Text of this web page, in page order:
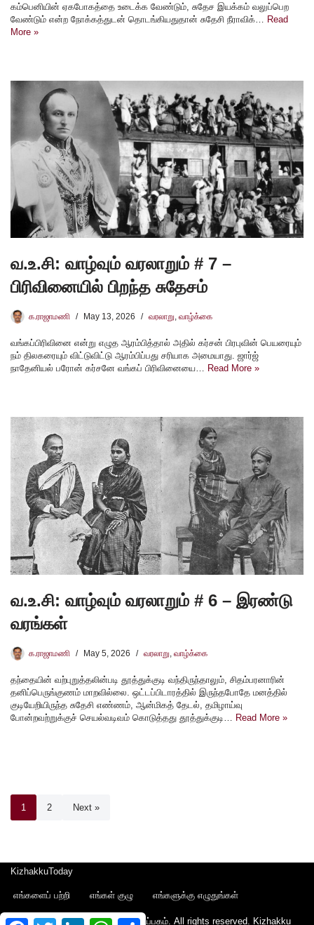
கம்பெனியின் ஏகபோகத்தை உடைக்க வேண்டும், சுதேச இயக்கம் வலுப்பெற
வேண்டும் என்ற நோக்கத்துடன் தொடங்கியதுதான் சுதேசி நீராவிக்…
Read
More »
வ.உ.சி: வாழ்வும் வரலாறும் # 7 –
பிரிவினையில் பிறந்த சுதேசம்
க.ராஜாமணி May 13, 2026 வரலாறு வாழ்க்கை
வங்கப்பிரிவினை என்று எழுத ஆரம்பித்தால் அதில் கர்சன் பிரபுவின் பெயரையும்
நம் திலகரையும் விட்டுவிட்டு ஆரம்பிப்பது சரியாக அமையாது. ஜார்ஜ்
நாதேனியல் பரோன் கர்சனே வங்கப் பிரிவினையை… Read More »
வ.உ.சி: வாழ்வும் வரலாறும் # 6 – இரண்டு
வரங்கள்
க.ராஜாமணி May 5, 2026 வரலாறு வாழ்க்கை
தந்தையின் வற்புறுத்தலின்படி தூத்துக்குடி வந்திருந்தாலும், சிதம்பரனாரின்
தனிப்பெருங்குணம் மாறவில்லை. ஒட்டப்பிடாரத்தில் இருந்தபோதே மனத்தில்
குடியேறியிருந்த சுதேசி எண்ணம், ஆன்மிகத் தேடல், தமிழாய்வு
போன்றவற்றுக்குச் செயல்வடிவம் கொடுத்தது தூத்துக்குடி…
Read More »
1 2 Next »
KizhakkuToday
எங்களைப் பற்றி எங்கள் குழு எங்களுக்கு எழுதுங்கள்
Copyright © 2022 - கிழக்கு பதிப்பகம். All rights reserved. Kizhakku